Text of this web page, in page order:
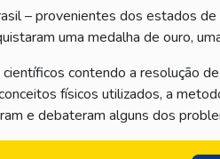
– provenientes dos estados de
uma medalha de ouro,
contendo a resolução
físicos utilizados, a
e debateram alguns dos